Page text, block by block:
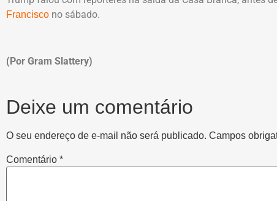
Francisco no sábado.
(Por Gram Slattery)
Deixe um comentário
O seu endereço de e-mail não será publicado. Campos
Comentário *